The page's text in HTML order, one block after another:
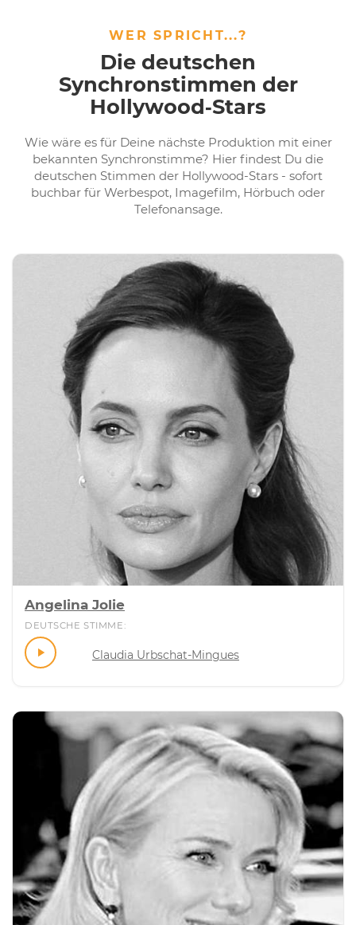
WER SPRICHT...?
Die deutschen
Synchronstimmen der
Hollywood‑Stars
Wie wäre es für Deine nächste Produktion mit einer
bekannten Synchronstimme? Hier findest Du die
deutschen Stimmen der Hollywood-Stars - sofort
buchbar für Werbespot, Imagefilm, Hörbuch oder
Telefonansage.
Angelina Jolie
DEUTSCHE STIMME:
Claudia Urbschat-Mingues